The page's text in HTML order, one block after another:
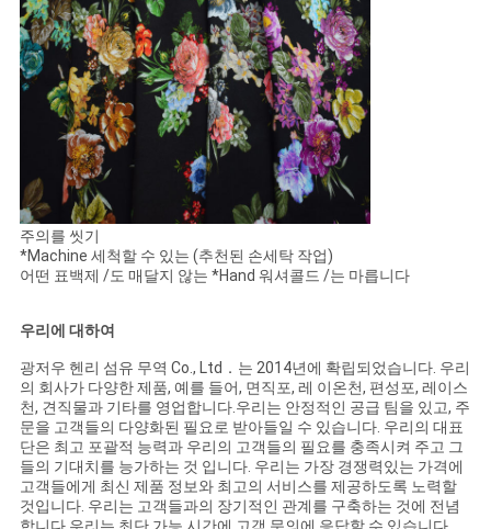
주의를 씻기
*Machine 세척할 수 있는 (추천된 손세탁 작업)
어떤 표백제 /도 매달지 않는 *Hand 워셔콜드 /는 마릅니다
우리에 대하여
광저우 헨리 섬유 무역 Co., Ltd．는 2014년에 확립되었습니다. 우리
의 회사가 다양한 제품, 예를 들어, 면직포, 레 이온천, 편성포, 레이스
천, 견직물과 기타를 영업합니다.우리는 안정적인 공급 팀을 있고, 주
문을 고객들의 다양화된 필요로 받아들일 수 있습니다. 우리의 대표
단은 최고 포괄적 능력과 우리의 고객들의 필요를 충족시켜 주고 그
들의 기대치를 능가하는 것 입니다. 우리는 가장 경쟁력있는 가격에
고객들에게 최신 제품 정보와 최고의 서비스를 제공하도록 노력할
것입니다. 우리는 고객들과의 장기적인 관계를 구축하는 것에 전념